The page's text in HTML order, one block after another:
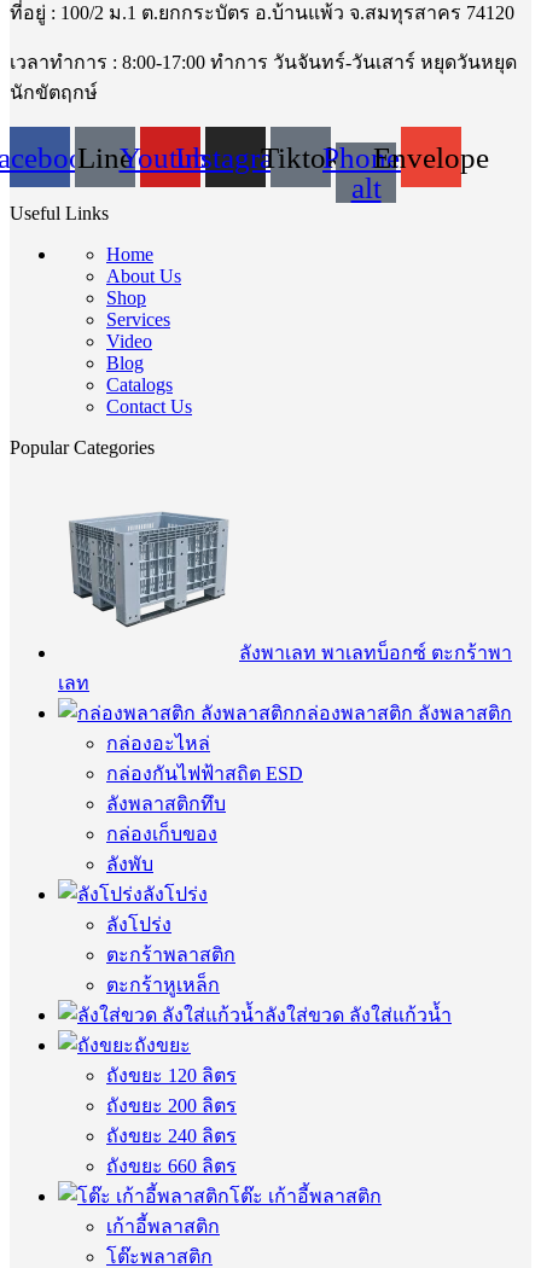
ที่อยู่ : 100/2 ม.1 ต.ยกกระบัตร อ.บ้านแพ้ว จ.สมทุรสาคร 74120
เวลาทำการ : 8:00-17:00 ทำการ วันจันทร์-วันเสาร์ หยุดวันหยุด
นักขัตฤกษ์
LineYoutubeInstagramTiktokPhone-
alt
Envelope
Useful Links
Home
About Us
Shop
Services
Video
Blog
Catalogs
Contact Us
Popular Categories
ลังพาเลท พาเลทบ็อกซ์ ตะกร้าพา
เลท
กล่องพลาสติก ลังพลาสติก
กล่องอะไหล่
กล่องกันไฟฟ้าสถิต ESD
ลังพลาสติกทึบ
กล่องเก็บของ
ลังพับ
ลังโปร่ง
ลังโปร่ง
ตะกร้าพลาสติก
ตะกร้าหูเหล็ก
ลังใส่ขวด ลังใส่แก้วน้ำ
ถังขยะ
ถังขยะ 120 ลิตร
ถังขยะ 200 ลิตร
ถังขยะ 240 ลิตร
ถังขยะ 660 ลิตร
โต๊ะ เก้าอี้พลาสติก
เก้าอี้พลาสติก
โต๊ะพลาสติก